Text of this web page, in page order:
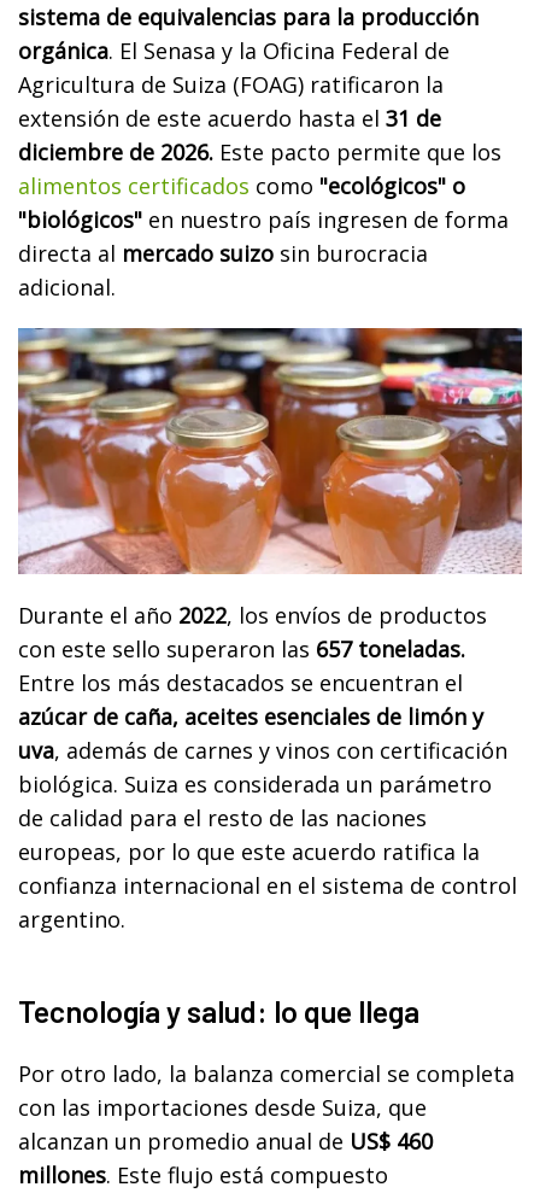
sistema de equivalencias para la producción
orgánica. El Senasa y la Oficina Federal de
Agricultura de Suiza (FOAG) ratificaron la
extensión de este acuerdo hasta el 31 de
diciembre de 2026. Este pacto permite que los
alimentos certificados como "ecológicos" o
"biológicos" en nuestro país ingresen de forma
directa al mercado suizo sin burocracia
adicional.
Durante el año 2022, los envíos de productos
con este sello superaron las 657 toneladas.
Entre los más destacados se encuentran el
azúcar de caña, aceites esenciales de limón y
uva, además de carnes y vinos con certificación
biológica. Suiza es considerada un parámetro
de calidad para el resto de las naciones
europeas, por lo que este acuerdo ratifica la
confianza internacional en el sistema de control
argentino.
Tecnología y salud: lo que llega
Por otro lado, la balanza comercial se completa
con las importaciones desde Suiza, que
alcanzan un promedio anual de US$ 460
millones. Este flujo está compuesto